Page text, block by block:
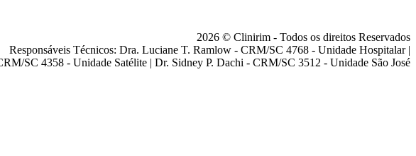
2026 © Clinirim - Todos os direitos Reservados
Responsáveis Técnicos: Dra. Luciane T. Ramlow - CRM/SC 4768 - Unidade Hospitalar |
SC 4358 - Unidade Satélite | Dr. Sidney P. Dachi - CRM/SC 3512 - Unidade São José